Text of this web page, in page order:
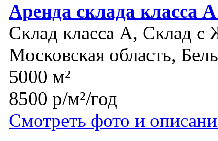
Аренда склада класса
Склад класса A, Склад
Московская область,
5000 м²
8500 р/м²/год
Смотреть фото и